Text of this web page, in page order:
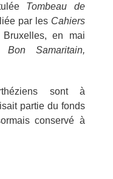
Tombeau de
par les Cahiers
en mai
Bon Samaritain,
sont à
partie du fonds
conservé à